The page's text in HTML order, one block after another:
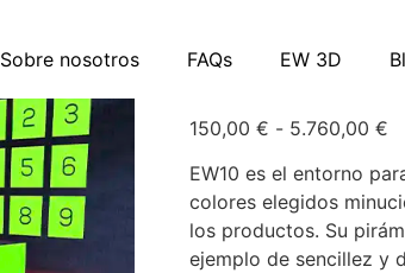
Sobre nosotros FAQs EW 3D
150,00 € - 5.760,00 €
EW10 es el entorno
colores elegidos
los productos. Su
ejemplo de sencillez y